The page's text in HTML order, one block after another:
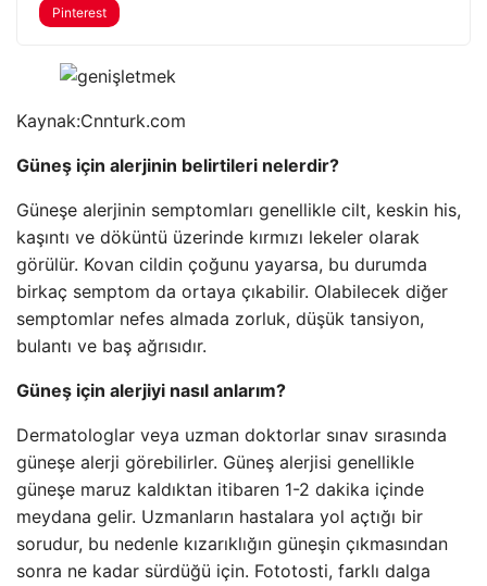
Pinterest
Kaynak:Cnnturk.com
Güneş için alerjinin belirtileri nelerdir?
Güneşe alerjinin semptomları genellikle cilt, keskin his,
kaşıntı ve döküntü üzerinde kırmızı lekeler olarak
görülür. Kovan cildin çoğunu yayarsa, bu durumda
birkaç semptom da ortaya çıkabilir. Olabilecek diğer
semptomlar nefes almada zorluk, düşük tansiyon,
bulantı ve baş ağrısıdır.
Güneş için alerjiyi nasıl anlarım?
Dermatologlar veya uzman doktorlar sınav sırasında
güneşe alerji görebilirler. Güneş alerjisi genellikle
güneşe maruz kaldıktan itibaren 1-2 dakika içinde
meydana gelir. Uzmanların hastalara yol açtığı bir
sorudur, bu nedenle kızarıklığın güneşin çıkmasından
sonra ne kadar sürdüğü için. Fototosti, farklı dalga